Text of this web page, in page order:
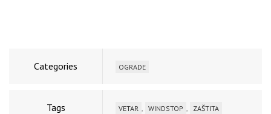
Categories OGRADE
Tags VETAR , WINDSTOP , ZAŠTITA